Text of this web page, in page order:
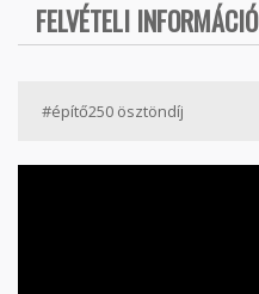
FELVÉTELI INFORMÁCIÓ
#építő250 ösztöndíj